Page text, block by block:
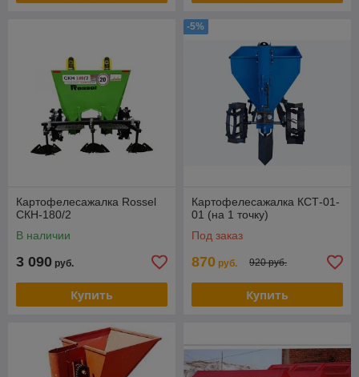
Картофелесажалка Rossel
СКН-180/2
В наличии
3 090 руб.
Купить
-5%
Картофелесажалка КСТ-01-
01 (на 1 точку)
Под заказ
870 руб. 920 руб.
Купить